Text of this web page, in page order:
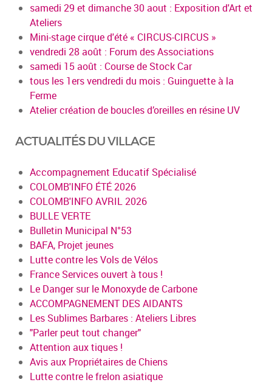
samedi 29 et dimanche 30 aout : Exposition d'Art et
Ateliers
Mini-stage cirque d'été « CIRCUS-CIRCUS »
vendredi 28 août : Forum des Associations
samedi 15 août : Course de Stock Car
tous les 1ers vendredi du mois : Guinguette à la
Ferme
Atelier création de boucles d’oreilles en résine UV
ACTUALITÉS DU VILLAGE
Accompagnement Educatif Spécialisé
COLOMB'INFO ÉTÉ 2026
COLOMB'INFO AVRIL 2026
BULLE VERTE
Bulletin Municipal N°53
BAFA, Projet jeunes
Lutte contre les Vols de Vélos
France Services ouvert à tous !
Le Danger sur le Monoxyde de Carbone
ACCOMPAGNEMENT DES AIDANTS
Les Sublimes Barbares : Ateliers Libres
"Parler peut tout changer"
Attention aux tiques !
Avis aux Propriétaires de Chiens
Lutte contre le frelon asiatique